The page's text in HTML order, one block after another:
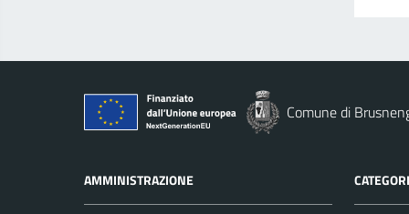
Comune di
AMMINISTRAZIONE